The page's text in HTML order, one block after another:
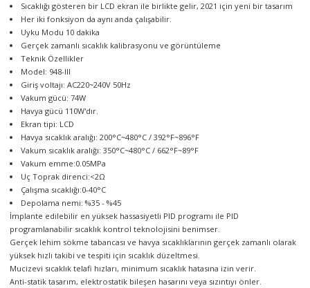
Cihazları
Sıcaklığı gösteren bir LCD ekran ile birlikte gelir, 2021 için yeni bir tasarım
Her iki fonksiyon da aynı anda çalışabilir.
Uyku Modu 10 dakika
Gerçek zamanlı sıcaklık kalibrasyonu ve görüntüleme
Teknik Özellikler
Model: 948-III
Giriş voltajı: AC220~240V 50Hz
Vakum gücü: 74W
Havya gücü 110W'dır.
Ekran tipi: LCD
Havya sıcaklık aralığı: 200°C~480°C / 392°F~896°F
Vakum sıcaklık aralığı: 350°C~480°C / 662°F~89°F
Vakum emme:0.05MPa
Uç Toprak direnci:<2Ω
Çalışma sıcaklığı:0-40°C
Depolama nemi: %35 - %45
İmplante edilebilir en yüksek hassasiyetli PID programı ile PID
programlanabilir sıcaklık kontrol teknolojisini benimser.
Gerçek lehim sökme tabancası ve havya sıcaklıklarının gerçek zamanlı olarak
yüksek hızlı takibi ve tespiti için sıcaklık düzeltmesi.
Mucizevi sıcaklık telafi hızları, minimum sıcaklık hatasına izin verir.
Anti-statik tasarım, elektrostatik bileşen hasarını veya sızıntıyı önler.